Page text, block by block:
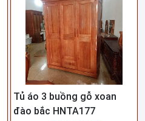
Tủ áo 3 buồng gỗ xoan
đào bắc HNTA177